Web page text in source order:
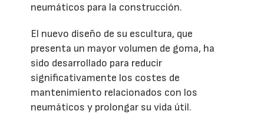
neumáticos para la construcción.
El nuevo diseño de su escultura, que
presenta un mayor volumen de goma, ha
sido desarrollado para reducir
significativamente los costes de
mantenimiento relacionados con los
neumáticos y prolongar su vida útil.